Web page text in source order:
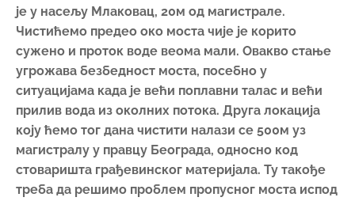
је у насељу Млаковац, 20м од магистрале.
Чистићемо предео око моста чије је корито
сужено и проток воде веома мали. Овакво стање
угрожава безбедност моста, посебно у
ситуацијама када је већи поплавни талас и већи
прилив вода из околних потока. Друга локација
коју ћемо тог дана чистити налази се 500м уз
магистралу у правцу Београда, односно код
стоваришта грађевинског материјала. Ту такође
треба да решимо проблем пропусног моста испод